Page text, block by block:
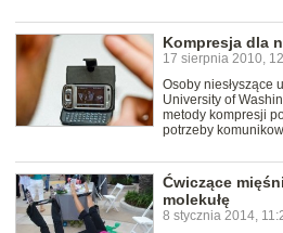
Kompresja dla
17 sierpnia 2010,
Osoby niesłyszące
University of
metody kompresji
potrzeby
Ćwiczące
molekułę
8 stycznia 2014,